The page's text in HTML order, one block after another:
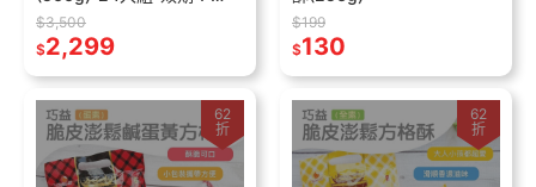
2024/11/08
$3,500
$2,299
$199
$130
62
折
62
折